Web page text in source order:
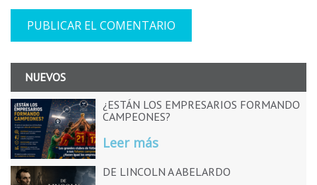
NUEVOS
¿ESTÁN LOS EMPRESARIOS FORMANDO
CAMPEONES?
Leer más
DE LINCOLN A ABELARDO